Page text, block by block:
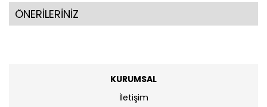
ÖNERİLERİNİZ
KURUMSAL
İletişim